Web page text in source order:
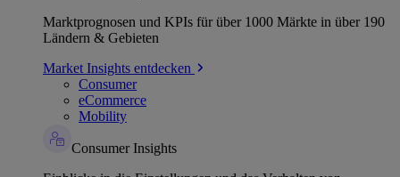
Marktprognosen und KPIs für über 1000 Märkte in über 190
Ländern & Gebieten
Market Insights entdecken
Consumer
eCommerce
Mobility
Consumer Insights